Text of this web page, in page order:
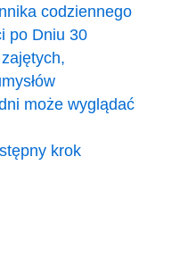
codziennego
po Dniu 30
może wyglądać
krok